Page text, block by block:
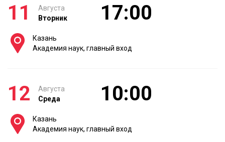
11
Августа
Вторник
17:00
Казань
Академия наук, главный вход
12
Августа
Среда
10:00
Казань
Академия наук, главный вход